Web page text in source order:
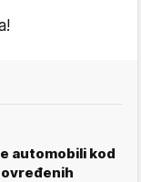
automobili kod